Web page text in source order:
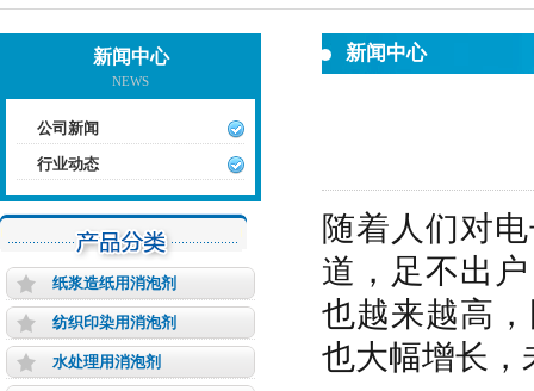
新闻中心
NEWS
公司新闻
行业动态
纸浆造纸用消泡剂
纺织印染用消泡剂
水处理用消泡剂
新闻中心
随着人们对
道，足不出
也越来越高
也大幅增长，